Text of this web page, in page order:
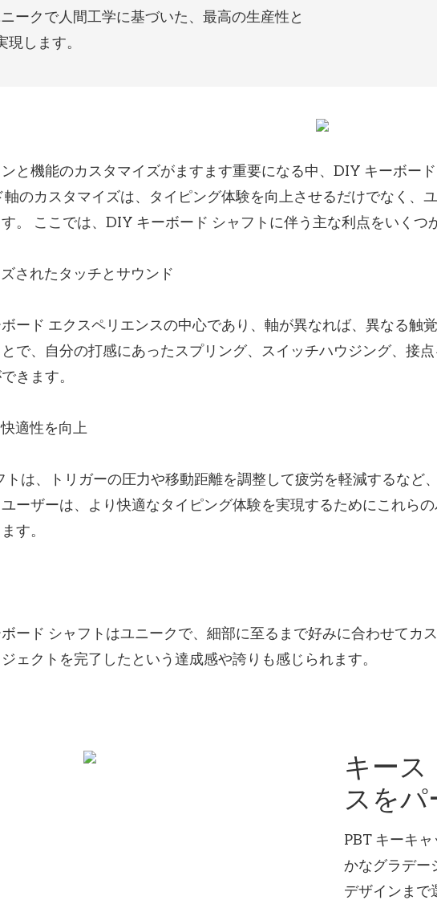
ークで人間工学に基づいた、最高の生産性と
します。
と機能のカスタマイズがますます重要になる中、DIY キーボー
のカスタマイズは、タイピング体験を向上させるだけでなく、
。 ここでは、DIY キーボード シャフトに伴う主な利点をいくつ
されたタッチとサウンド
ード エクスペリエンスの中心であり、軸が異なれば、異なる触
で、自分の打感にあったスプリング、スイッチハウジング、接
きます。
適性を向上
は、トリガーの圧力や移動距離を調整して疲労を軽減するなど
ーザーは、より快適なタイピング体験を実現するためにこれら
す。
ード シャフトはユニークで、細部に至るまで好みに合わせてカ
ェクトを完了したという達成感や誇りも感じられます。
キース
スをパ
PBT キーキ
かなグラデー
デザインまで